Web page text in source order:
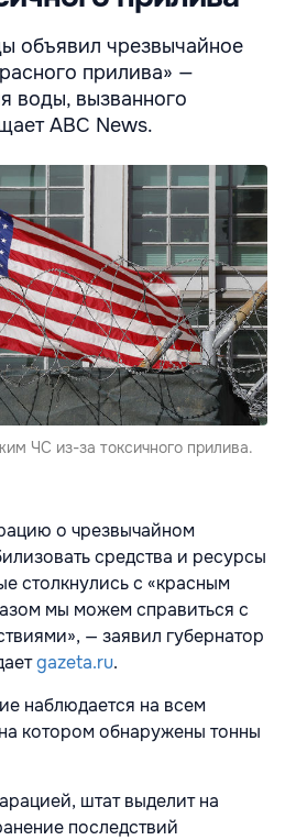
объявил чрезвычайное
прилива» —
воды, вызванного
ABC News.
ЧС из-за токсичного прилива.
о чрезвычайном
средства и ресурсы
столкнулись с «красным
мы можем справиться с
— заявил губернатор
gazeta.ru.
наблюдается на всем
котором обнаружены тонны
штат выделит на
последствий